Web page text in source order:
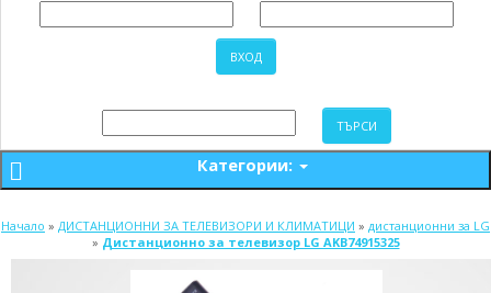
Категории:
Начало » ДИСТАНЦИОННИ ЗА ТЕЛЕВИЗОРИ И КЛИМАТИЦИ » дистанционни за LG
» Дистанционно за телевизор LG AKB74915325